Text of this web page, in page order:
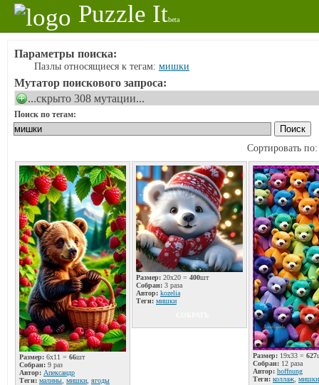
Puzzle Itbeta
Параметры поиска:
Пазлы относящиеся к тегам: мишки
Мутатор поискового запроса:
...скрыто 308 мутации...
Поиск по тегам:
Сортировать
Размер: 6x11 = 66шт
Собран: 9 раз
Автор: Апександр
Теги: малины мишки ягоды
Размер: 20x20 = 400шт
Собран: 3 раза
Автор: kozelia
Теги: мишки
Размер: 19x33 = 627
Собран: 12 раза
Автор: hoffnung
Теги: коллаж мишки